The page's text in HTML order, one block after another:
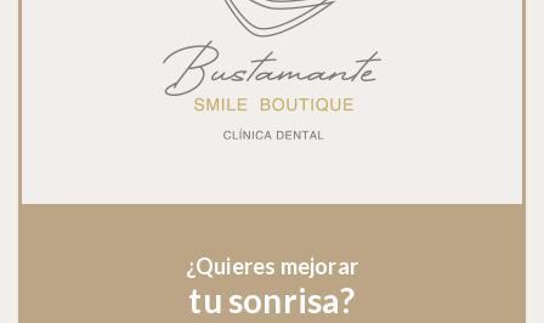
¿Quieres mejorar
tu sonrisa?